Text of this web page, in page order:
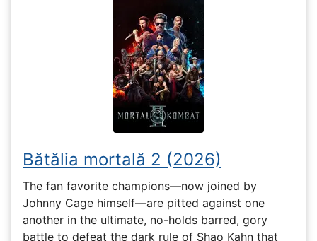
Bătălia mortală 2 (2026)
The fan favorite champions—now joined by
Johnny Cage himself—are pitted against one
another in the ultimate, no-holds barred, gory
battle to defeat the dark rule of Shao Kahn that